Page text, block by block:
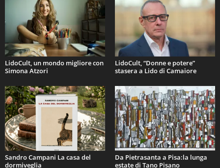
LidoCult, un mondo migliore con
Simona Atzori
LidoCult, “Donne e potere”
stasera a Lido di Camaiore
Sandro Campani La casa del
dormiveglia
Da Pietrasanta a Pisa:la lunga
estate di Tano Pisano